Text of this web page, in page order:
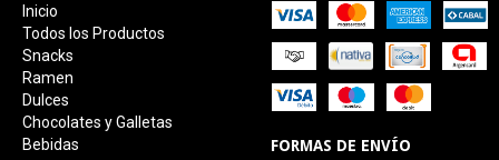
Inicio
Todos los Productos
Snacks
Ramen
Dulces
Chocolates y Galletas
Bebidas
FORMAS DE ENVÍO